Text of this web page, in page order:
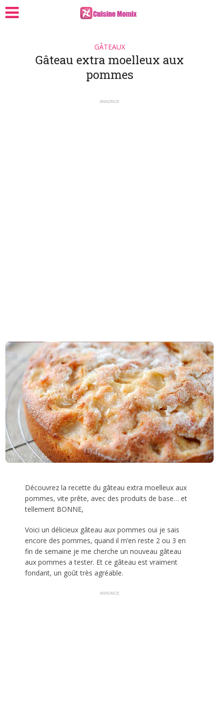
GÂTEAUX
Gâteau extra moelleux aux
pommes
ANNONCE
Découvrez la recette du gâteau extra moelleux aux
pommes, vite prête, avec des produits de base… et
tellement BONNE,
Voici un délicieux gâteau aux pommes oui je sais
encore des pommes, quand il m’en reste 2 ou 3 en
fin de semaine je me cherche un nouveau gâteau
aux pommes a tester. Et ce gâteau est vraiment
fondant, un goût très agréable.
ANNONCE